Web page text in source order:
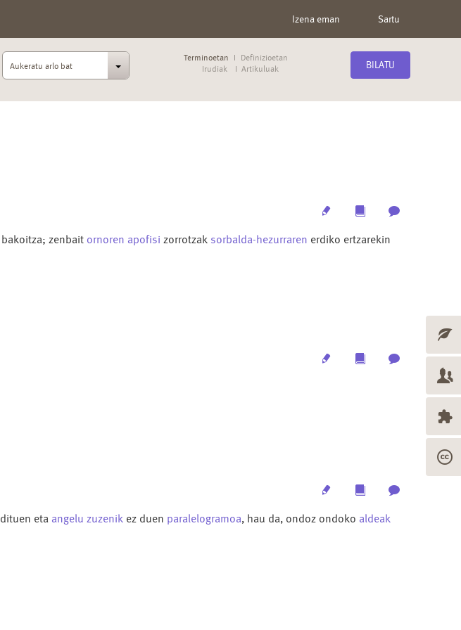
Izena eman Sartu
Aukeratu arlo bat
Terminoetan
Definizioetan
Irudiak
Artikuluak BILATU
MultimediaArchive
bakoitza; zenbait ornoren apofisi zorrotzak sorbalda-hezurraren erdiko ertzarekin
MultimediaArchive
MultimediaArchive
dituen eta angelu zuzenik ez duen paralelogramoa, hau da, ondoz ondoko aldeak